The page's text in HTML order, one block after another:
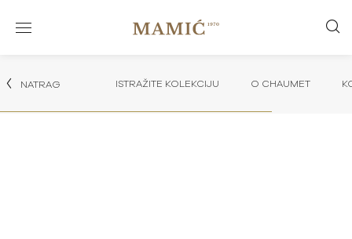
NATRAG ISTRAŽITE KOLEKCIJU O CHAUMET